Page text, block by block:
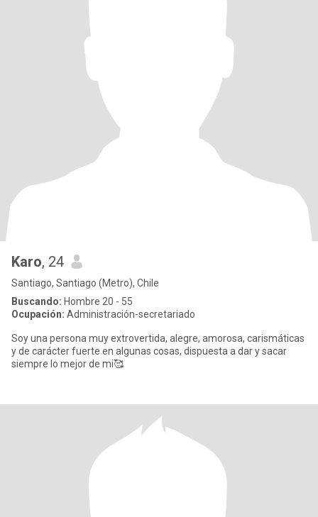
Karo, 24
Santiago, Santiago (Metro), Chile
Buscando: Hombre 20 - 55
Ocupación: Administración-secretariado
Soy una persona muy extrovertida, alegre, amorosa, carismáticas
y de carácter fuerte en algunas cosas, dispuesta a dar y sacar
siempre lo mejor de mi🥰